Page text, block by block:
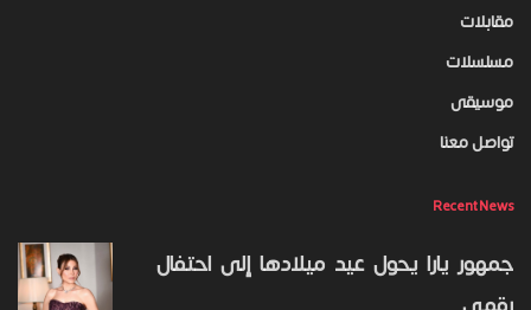
مقابلات
مسلسلات
موسيقى
تواصل معنا
Recent News
جمهور يارا يحول عيد ميلادها إلى احتفال